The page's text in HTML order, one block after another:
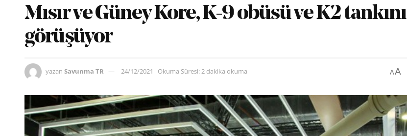
Mısır ve Güney Kore, K-9 obüsü ve K2 tankını
görüşüyor
yazan Savunma TR 24/12/2021 Okuma Süresi: 2 dakika okuma AA